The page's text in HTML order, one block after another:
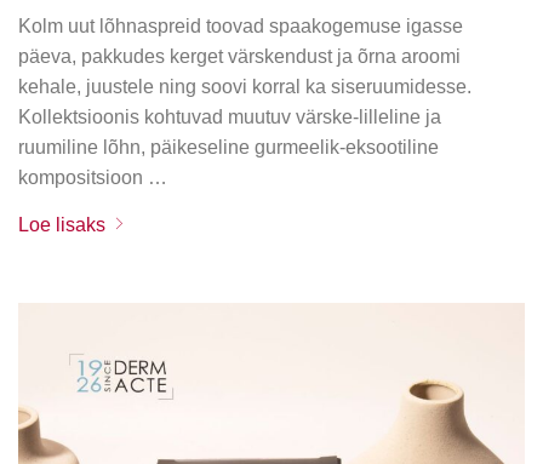
Kolm uut lõhnaspreid toovad spaakogemuse igasse
päeva, pakkudes kerget värskendust ja õrna aroomi
kehale, juustele ning soovi korral ka siseruumidesse.
Kollektsioonis kohtuvad muutuv värske-lilleline ja
ruumiline lõhn, päikeseline gurmeelik-eksootiline
kompositsioon …
Loe lisaks